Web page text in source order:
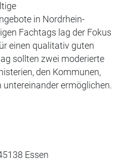
in Nordrhein-
Fachtags lag der Fokus
einen qualitativ guten
sollten zwei moderierte
den Kommunen,
ermöglichen.
Essen